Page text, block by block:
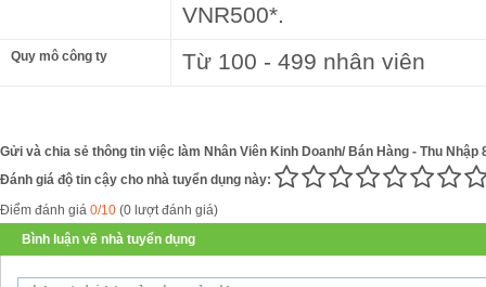
VNR500*.
Quy mô công ty Từ 100 - 499 nhân viên
Gửi và chia sẻ thông tin việc làm Nhân Viên Kinh Doanh/ Bán Hàng - Thu Nhập
Đánh giá độ tin cậy cho nhà tuyển dụng này:
Điểm đánh giá 0/10 (0 lượt đánh giá)
Bình luận về nhà tuyển dụng